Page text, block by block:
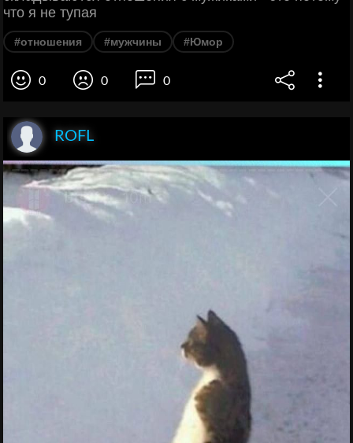
что я не тупая
#отношения #мужчины #Юмор
0 0 0
ROFL